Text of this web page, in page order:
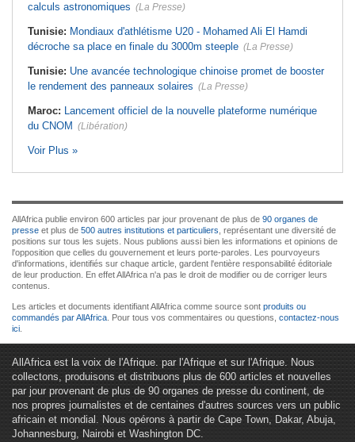
calculs astronomiques (La Presse)
Tunisie: Mondiaux d'athlétisme U20 - Mohamed Ali El Hamdi
décroche sa place en finale du 3000m steeple (La Presse)
Tunisie: Une avancée technologique chinoise promet de booster
le rendement des panneaux solaires (La Presse)
Maroc: Lancement officiel de la nouvelle plateforme numérique
du CNOM (Libération)
Voir Plus »
AllAfrica publie environ 600 articles par jour provenant de plus de 90 organes de
presse et plus de 500 autres institutions et particuliers , représentant une diversité de
positions sur tous les sujets. Nous publions aussi bien les informations et opinions de
l'opposition que celles du gouvernement et leurs porte-paroles. Les pourvoyeurs
d'informations, identifiés sur chaque article, gardent l'entière responsabilité éditoriale
de leur production. En effet AllAfrica n'a pas le droit de modifier ou de corriger leurs
contenus.
Les articles et documents identifiant AllAfrica comme source sont produits ou
commandés par AllAfrica . Pour tous vos commentaires ou questions, contactez-nous
ici
AllAfrica est la voix de l'Afrique. par l'Afrique et sur l'Afrique. Nous
collectons, produisons et distribuons plus de 600 articles et nouvelles
par jour provenant de plus de 90 organes de presse du continent, de
nos propres journalistes et de centaines d'autres sources vers un public
africain et mondial. Nous opérons à partir de Cape Town, Dakar, Abuja,
Johannesburg, Nairobi et Washington DC.